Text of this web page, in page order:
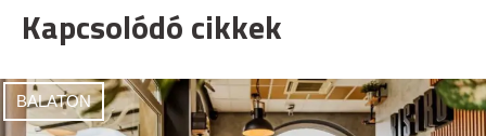
Kapcsolódó cikkek
BALATON